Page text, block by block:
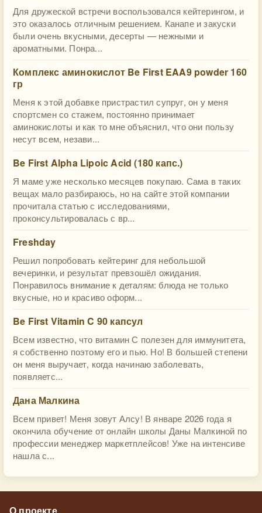
Для дружеской встречи воспользовался кейтерингом, и
это оказалось отличным решением. Канапе и закуски
были очень вкусными, десерты — нежными и
ароматными. Понра...
Комплекс аминокислот Be First EAA9 powder 160
гр
Меня к этой добавке пристрастил супруг, он у меня
спортсмен со стажем, постоянно принимает
аминокислоты и как то мне объяснил, что они пользу
несут всем, незави...
Be First Alpha Lipoic Acid (180 капс.)
Я маме уже несколько месяцев покупаю. Сама в таких
вещах мало разбираюсь, но на сайте этой компании
прочитала статью с исследованиями,
проконсультировалась с вр...
Freshday
Решил попробовать кейтеринг для небольшой
вечеринки, и результат превзошёл ожидания.
Понравилось внимание к деталям: блюда не только
вкусные, но и красиво оформ...
Be First Vitamin C 90 капсул
Всем известно, что витамин С полезен для иммунитета,
я собственно поэтому его и пью. Но! В большей степени
он меня выручает, когда начинаю заболевать,
появляетс...
Дана Малкина
Всем привет! Меня зовут Алсу! В январе 2026 года я
окончила обучение от онлайн школы Даны Малкиной по
профессии менеджер маркетплейсов! Уже на интенсиве
нашла с...